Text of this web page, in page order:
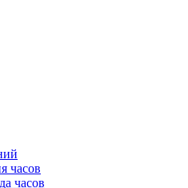
часов
часов